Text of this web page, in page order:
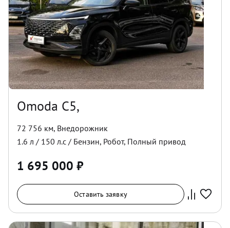
Omoda C5,
72 756 км, Внедорожник
1.6 л / 150 л.с / Бензин, Робот, Полный привод
1 695 000 ₽
Оставить заявку